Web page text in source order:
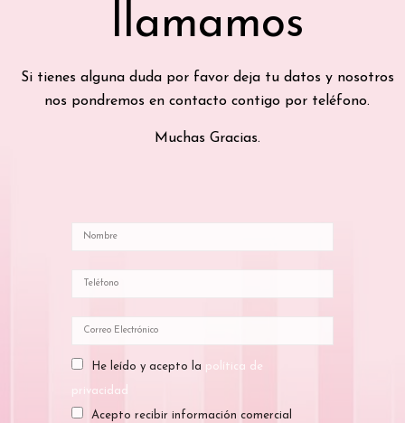
llamamos
Si tienes alguna duda por favor deja tu datos y nosotros
nos pondremos en contacto contigo por teléfono.
Muchas Gracias.
He leído y acepto la política de
privacidad
Acepto recibir información comercial